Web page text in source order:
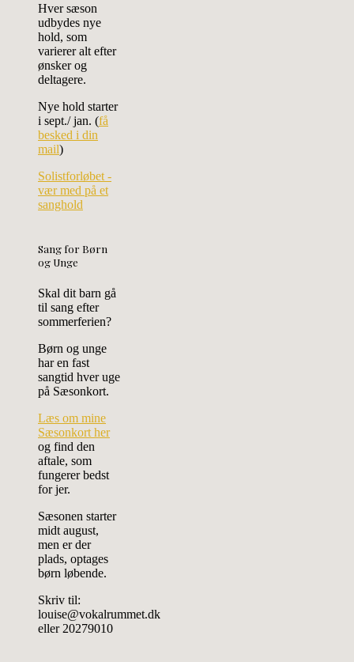
Hver sæson
udbydes nye
hold, som
varierer alt efter
ønsker og
deltagere.
Nye hold starter
i sept./ jan. (få
besked i din
mail)
Solistforløbet -
vær med på et
sanghold
Sang for Børn
og Unge
Skal dit barn gå
til sang efter
sommerferien?
Børn og unge
har en fast
sangtid hver uge
på Sæsonkort.
Læs om mine
Sæsonkort her
og find den
aftale, som
fungerer bedst
for jer.
Sæsonen starter
midt august,
men er der
plads, optages
børn løbende.
Skriv til:
louise@vokalrummet.dk
eller 20279010